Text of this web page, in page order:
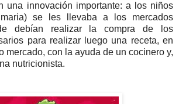
una innovación importante: a los niños
se les llevaba a los mercados
debían realizar la compra de los
para realizar luego una receta, en
mercado, con la ayuda de un cocinero y,
nutricionista.